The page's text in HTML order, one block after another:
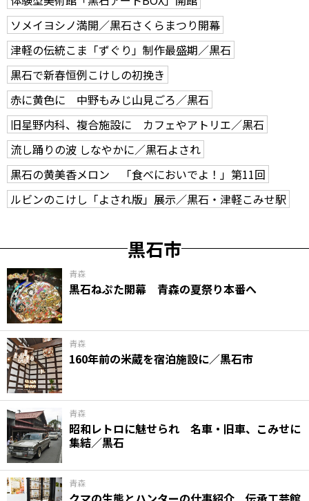
ソメイヨシノ満開／黒石さくらまつり開幕
津軽の伝統こま「ずぐり」制作最盛期／黒石
黒石で新春恒例こけしの初挽き
赤に黄色に 中野もみじ山見ごろ／黒石
旧星野内科、複合施設に カフェやアトリエ／黒石
流し踊りの波 しなやかに／黒石よされ
黒石の黄美香メロン 「食べにおいでよ！」第11回
ルビンのこけし「よされ版」展示／黒石・津軽こみせ駅
黒石市
青森
黒石ねぷた開幕 青森の夏祭り本番へ
青森
160年前の米蔵を宿泊施設に／黒石市
青森
昭和レトロに魅せられ 名車・旧車、こみせに
集結／黒石
青森